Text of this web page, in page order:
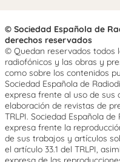
© Sociedad Española de
derechos reservados
© Quedan reservados todos
radiofónicos y las obras y
como sobre los contenidos
Sociedad Española de
expresa frente al uso de sus
elaboración de revistas de
TRLPI. Sociedad Española
expresa frente la
de sus trabajos y artículos
el artículo 33.1 del TRLPI,